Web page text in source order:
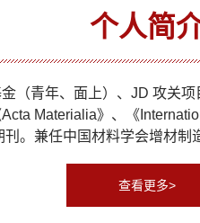
个人简
（青年、面上）、JD 攻关
Materialia》、《
。兼任中国材料学会增材
查看更多>